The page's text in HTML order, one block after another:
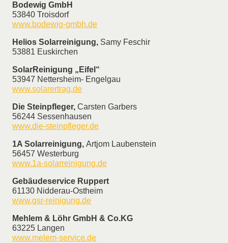
Bodewig GmbH
53840 Troisdorf
www.bodewig-gmbh.de
Helios Solarreinigung, Samy Feschir
53881 Euskirchen
SolarReinigung „Eifel“
53947 Nettersheim- Engelgau
www.solarertrag.de
Die Steinpfleger, Carsten Garbers
56244 Sessenhausen
www.die-steinpfleger.de
1A Solarreinigung, Artjom Laubenstein
56457 Westerburg
www.1a-solarreinigung.de
Gebäudeservice Ruppert
61130 Nidderau-Ostheim
www.gsr-reinigung.de
Mehlem & Löhr GmbH & Co.KG
63225 Langen
www.melem-service.de